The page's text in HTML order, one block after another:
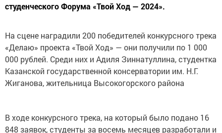
студенческого Форума «Твой Ход — 2024».
На сцене наградили 200 победителей конкурсного трека
«Делаю» проекта «Твой Ход» — они получили по 1 000
000 рублей. Среди них и Адиля Зиннатуллина, студентка
Казанской государственной консерватории им. Н.Г.
Жиганова, жительница Высокогорского района
В ходе конкурсного трека, на который было подано 16
848 заявок, студенты за восемь месяцев разработали и